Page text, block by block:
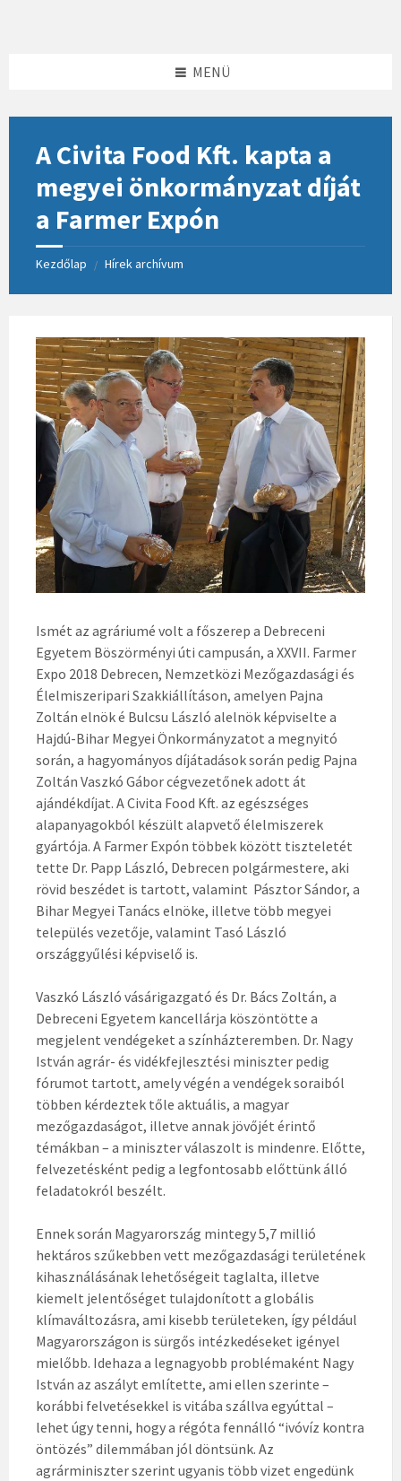
MENÜ
A Civita Food Kft. kapta a
megyei önkormányzat díját
a Farmer Expón
Kezdőlap / Hírek archívum
Ismét az agráriumé volt a főszerep a Debreceni
Egyetem Böszörményi úti campusán, a XXVII. Farmer
Expo 2018 Debrecen, Nemzetközi Mezőgazdasági és
Élelmiszeripari Szakkiállításon, amelyen Pajna
Zoltán elnök é Bulcsu László alelnök képviselte a
Hajdú-Bihar Megyei Önkormányzatot a megnyitó
során, a hagyományos díjátadások során pedig Pajna
Zoltán Vaszkó Gábor cégvezetőnek adott át
ajándékdíjat. A Civita Food Kft. az egészséges
alapanyagokból készült alapvető élelmiszerek
gyártója. A Farmer Expón többek között tiszteletét
tette Dr. Papp László, Debrecen polgármestere, aki
rövid beszédet is tartott, valamint Pásztor Sándor, a
Bihar Megyei Tanács elnöke, illetve több megyei
település vezetője, valamint Tasó László
országgyűlési képviselő is.
Vaszkó László vásárigazgató és Dr. Bács Zoltán, a
Debreceni Egyetem kancellárja köszöntötte a
megjelent vendégeket a színházteremben. Dr. Nagy
István agrár- és vidékfejlesztési miniszter pedig
fórumot tartott, amely végén a vendégek soraiból
többen kérdeztek tőle aktuális, a magyar
mezőgazdaságot, illetve annak jövőjét érintő
témákban – a miniszter válaszolt is mindenre. Előtte,
felvezetésként pedig a legfontosabb előttünk álló
feladatokról beszélt.
Ennek során Magyarország mintegy 5,7 millió
hektáros szűkebben vett mezőgazdasági területének
kihasználásának lehetőségeit taglalta, illetve
kiemelt jelentőséget tulajdonított a globális
klímaváltozásra, ami kisebb területeken, így például
Magyarországon is sürgős intézkedéseket igényel
mielőbb. Idehaza a legnagyobb problémaként Nagy
István az aszályt említette, ami ellen szerinte –
korábbi felvetésekkel is vitába szállva egyúttal –
lehet úgy tenni, hogy a régóta fennálló “ivóvíz kontra
öntözés” dilemmában jól döntsünk. Az
agrárminiszter szerint ugyanis több vizet engedünk